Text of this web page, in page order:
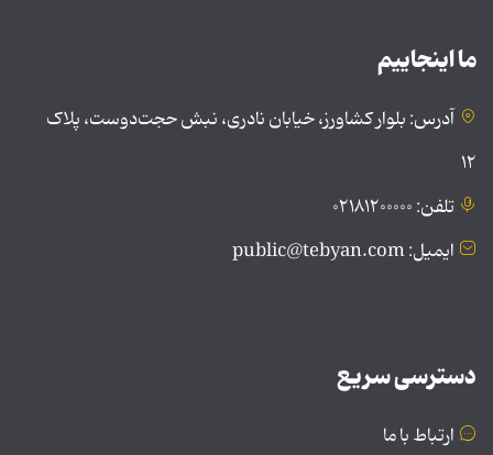
ما اینجاییم
آدرس: بلوار کشاورز، خیابان نادری، نبش حجت‌دوست، پلاک
۱۲
تلفن: ۰۲۱۸۱۲۰۰۰۰۰
ایمیل: public@tebyan.com
دسترسی سریع
ارتباط با ما